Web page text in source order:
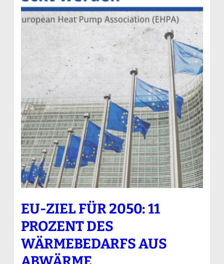
EU-ZIEL FÜR 2050: 11
PROZENT DES
WÄRMEBEDARFS AUS